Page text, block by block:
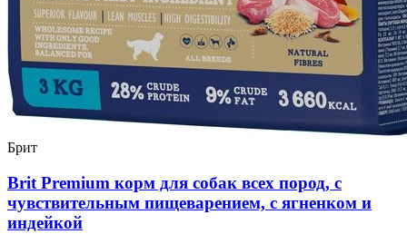
Брит
Brit Premium корм для собак всех пород, с
чувствительным пищеварением, с ягненком и
индейкой